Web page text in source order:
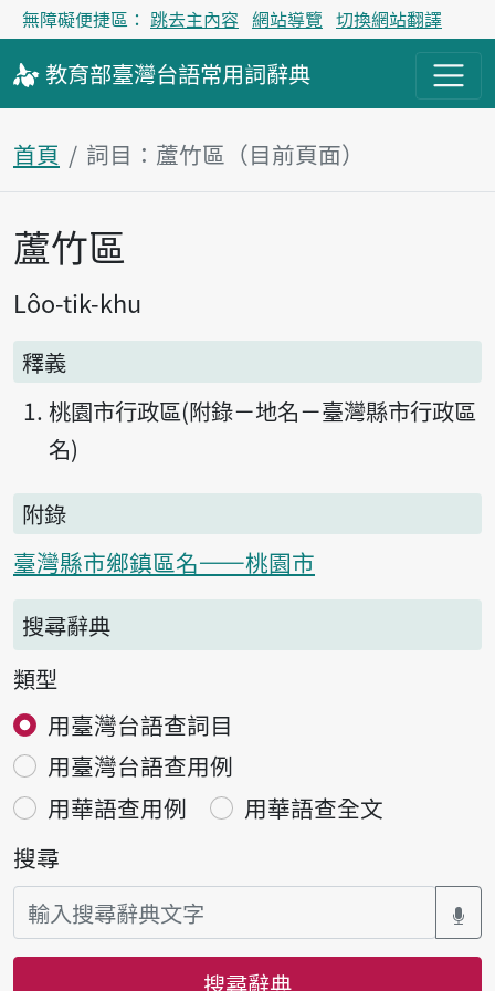
無障礙便捷區： 跳去主內容 網站導覽 切換網站翻譯
教育部臺灣台語常用詞辭典
首頁 詞目：蘆竹區（目前頁面）
主內容區塊
蘆竹區
Lôo-tik-khu
釋義
桃園市行政區(附錄－地名－臺灣縣市行政區
名)
附錄
臺灣縣市鄉鎮區名——桃園市
搜尋辭典
類型
用臺灣台語查詞目
用臺灣台語查用例
用華語查用例
用華語查全文
搜尋
搜尋辭典